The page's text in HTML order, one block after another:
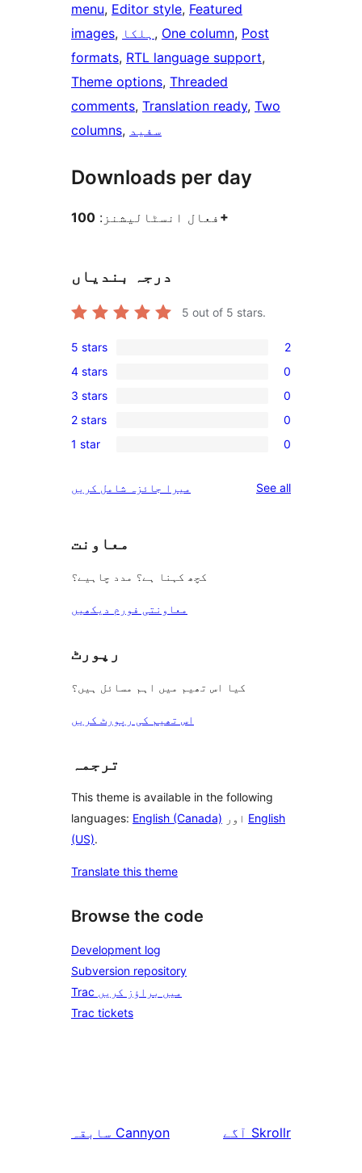
menu, Editor style, Featured
images, ہلکا , One column, Post
formats, RTL language support
Theme options, Threaded
comments, Translation ready, Two
columns, سفید
Downloads per day
فعال انسٹالیشنز: 100+
درجہ بندیاں
5 out of 5 stars.
2
5-
star
reviews
5 stars 2
0
4-
star
reviews
4 stars 0
0
3-
star
3 stars 0
0
2-
reviews
2 stars 0
0
star
1 star 0
میرا جائزہ شامل کریں See allreviews
معاونت
کچھ کہنا ہے؟ مدد چاہیے؟
معاونتی فورم دیکھیں
رپورٹ
کیا اس تھیم میں اہم مسائل ہیں؟
اس تھیم کی رپورٹ کریں
ترجمہ
This theme is available in the following
languages: English (Canada)
English
(US).
Translate this theme
Browse the code
Development log
Subversion repository
Trac میں براؤز کریں
Trac tickets
سابقہ Cannyon آگے Skrollr